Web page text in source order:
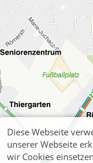
Diese Webseite
unserer Webseite
wir Cookies